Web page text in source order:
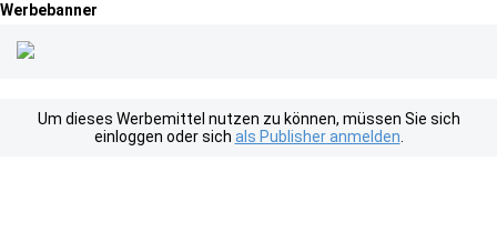
Werbebanner
Um dieses Werbemittel nutzen zu können, müssen Sie sich
einloggen oder sich als Publisher anmelden